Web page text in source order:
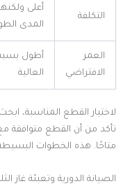
التكلفة
أعلى
المدى
العمر
الافتراضي
أطول
العالية
لاختيار القطع المناسبة،
تأكد من أن القطع متوافقة
متاحًا. هذه الخطوات
الصيانة الدورية وتعبئة غاز